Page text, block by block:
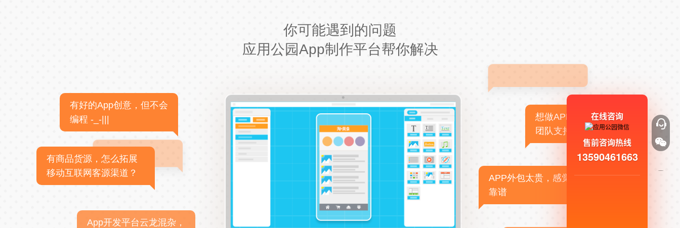
你可能遇到的问题
应用公园App制作平台帮你解决
有好的App创意，但不会
编程 -_-|||
有商品货源，怎么拓展
移动互联网客源渠道？
App开发平台云龙混杂，
想做APP，但没有技术
团队支持
APP外包太贵，感觉不
靠谱
在线咨询
售前咨询热线
13590461663